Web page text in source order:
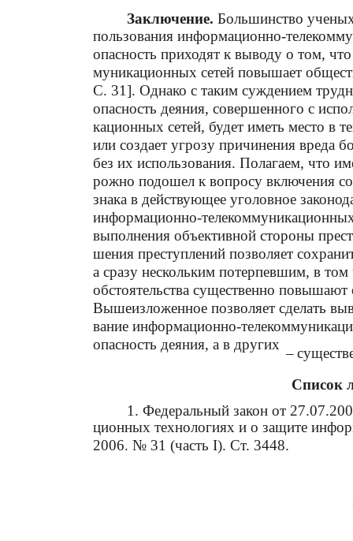
Заключение. Большинство
пользования информационно-
опасность приходят к выводу о том,
муникационных сетей повышает
С. 31]. Однако с таким суждением
опасность деяния, совершенного с
кационных сетей, будет иметь место в
или создает угрозу причинения вреда
без их использования. Полагаем, что
рожно подошел к вопросу включения
знака в действующее уголовное
информационно-
выполнения объективной стороны
шения преступлений позволяет
а сразу нескольким потерпевшим, в
обстоятельства существенно
Вышеизложенное позволяет сделать
вание информационно-
опасность деяния, а в других
–
Список
1. Федеральный закон от
ционных технологиях и о защите
2006. № 31 (часть I). Ст. 3448.